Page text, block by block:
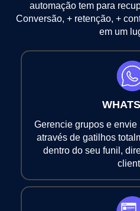
automação tem para
Conversão, + retenção, +
em um
Gerencie grupos e
através de gatilhos
dentro do seu funil,